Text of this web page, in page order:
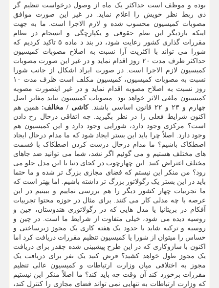
بوده و موظف است حداکثر یک ماه از وصول درخواست تنظیم گر
ذی ربط نظر خویش را اعلام نماید. در غیر این صورت موافق
مصوبات کمیسیون محسوب شده و لازم الاجرا است. ما به جهت
اینکه باردیگر این نظم حقوقی و یکپارچگی و انسجام در نظام
مقررات گذاری کشور رعایت شود، در بند د ماده ۵ تاکید کردیم که
شورا می تواند با اکثریت آرا نسبت به اصلاح مصوبات کمیسیون
حداکثر ظرف مدت ۲۰ روز اقدام نماید و در غیر این صورت مصوبات
کمیسیون لازم الاجرا است. در صورت ایراد اشکال از جانب شورا
نسبت به مصوبات کمیسیون، کمیسیون مکلف است ظرف مدت ۱۰
روز نسبت به اصلاح مصوبه اقدام نماید و در غیر اینصورت مصوبه
کمیسیون ملغی الاثر خواهد بود. مصوبات کمیسیون نباید مغایر اصل
چهارم و ۲۳ و ۲۲ قانون اساسی باشند.
کاشی / مخالف: همین هم
اکنون شرایط فعلی را در نظر بگیرید. چه اتفاقی درحال رخ دادن
است؟ مرکزی وجود دارد، شورایی وجود دارد و این کمیسیون هم
وجود دارد. اصلاً چرا باید این بستر ایجاد شود که ما مدام درحال ایجاد
اصطکاک باشیم؟ ما مدام درحال درست کردن اصطکاک با قسمت
های مختلف هستیم و می گوئیم اگر نشد، شما می توانید ضد جاهای
مختلف اعتراض کنید. این چهارچوب در کجای دنیا با این مدل جلو می
رود؟ من منکر این نیستم که فضای مجازی بزرگ تر شده و ما حتما
باید در این بستر یک رگولاتور بزرگ تر داشته باشیم. اما بهتر است که
ما تجربیات چهار کشور دیگر را هم بررسی نماییم و ببینیم در این
عرصه با چه مدلی کار می کنند. برای مثال در حوزه محتوا تجربیات
آفکام در بریتانیا یا مدل هایی که در رگولاتوری هندوستان، چین و
روسیه دیده می شود، خیلی متفاوت از شرایط ما است. در چین و
روسیه و ترکیه شاید با حدود یک هفته کاری یک مجوز زیرساختی و
حساس را میتوان از شورا یا کمیسیون تنظیم مقررات دریافت کرد اما
اکنون با سازوکاری که در این طرح پیشبینی شده چقدر برای دریافت
یک مجوز طول خواهد کشید؟ فرض کنید یک نفر برای دریافت یک
مجوز به اختلافی میان وزارت ارتباطات و کمیسیون عالی تنظیم
مقررات برخورد کند آن وقت چه باید کند؟ ما اصلاً منکر این نیستیم
که وزارت ارتباطات به تنهایی نمی تواند فضای مجازی را کنترل کند،